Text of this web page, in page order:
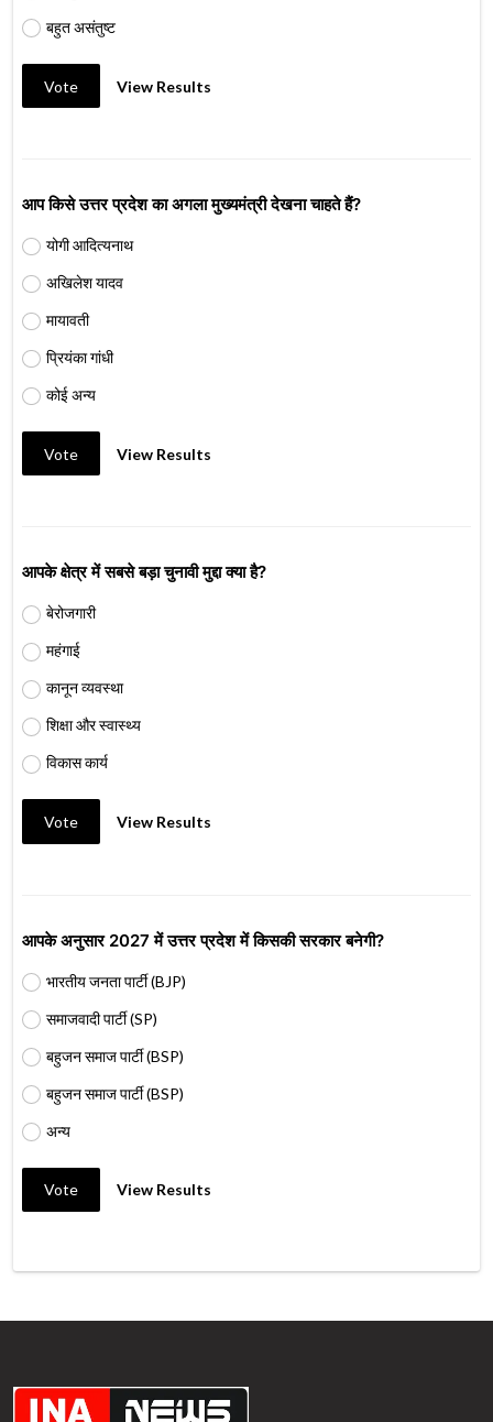
बहुत असंतुष्ट
Vote View Results
आप किसे उत्तर प्रदेश का अगला मुख्यमंत्री देखना चाहते हैं?
योगी आदित्यनाथ
अखिलेश यादव
मायावती
प्रियंका गांधी
कोई अन्य
Vote View Results
आपके क्षेत्र में सबसे बड़ा चुनावी मुद्दा क्या है?
बेरोजगारी
महंगाई
कानून व्यवस्था
शिक्षा और स्वास्थ्य
विकास कार्य
Vote View Results
आपके अनुसार 2027 में उत्तर प्रदेश में किसकी सरकार बनेगी?
भारतीय जनता पार्टी (BJP)
समाजवादी पार्टी (SP)
बहुजन समाज पार्टी (BSP)
बहुजन समाज पार्टी (BSP)
अन्य
Vote View Results